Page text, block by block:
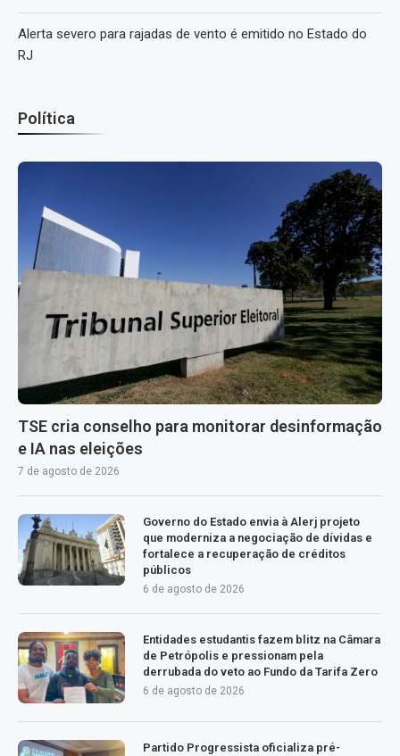
Alerta severo para rajadas de vento é emitido no Estado do
RJ
Política
TSE cria conselho para monitorar desinformação
e IA nas eleições
7 de agosto de 2026
Governo do Estado envia à Alerj projeto
que moderniza a negociação de dívidas e
fortalece a recuperação de créditos
públicos
6 de agosto de 2026
Entidades estudantis fazem blitz na Câmara
de Petrópolis e pressionam pela
derrubada do veto ao Fundo da Tarifa Zero
6 de agosto de 2026
Partido Progressista oficializa pré-